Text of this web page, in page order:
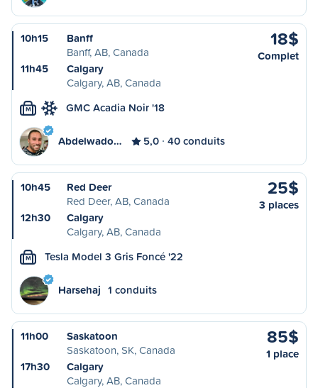
10h15
Banff
Banff, AB, Canada
11h45
Calgary
Calgary, AB, Canada
18$
Complet
M GMC Acadia Noir '18
Abdelwado… 5,0 40 conduits
10h45
Red Deer
Red Deer, AB, Canada
12h30
Calgary
Calgary, AB, Canada
25$
3 places
M Tesla Model 3 Gris Foncé '22
Harsehaj 1 conduits
11h00
Saskatoon
Saskatoon, SK, Canada
17h30
Calgary
Calgary, AB, Canada
85$
1 place